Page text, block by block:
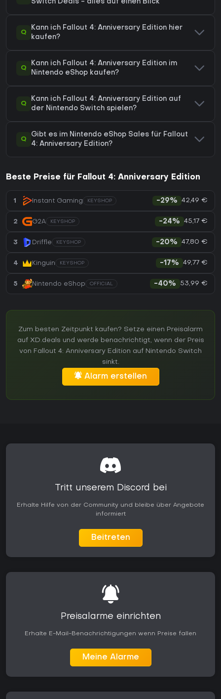
Switch Deals - alles auf einen Blick
Q
Kann ich Fallout 4: Anniversary Edition hier
kaufen?
Q
Kann ich Fallout 4: Anniversary Edition im
Nintendo eShop kaufen?
Q
Kann ich Fallout 4: Anniversary Edition auf
der Nintendo Switch spielen?
Q
Gibt es im Nintendo eShop Sales für Fallout
4: Anniversary Edition?
Beste Preise für Fallout 4: Anniversary Edition
1 Instant Gaming KEYSHOP -29% 42,49 €
2 G2A KEYSHOP -24% 45,17 €
3 Driffle KEYSHOP -20% 47,80 €
4 Kinguin KEYSHOP -17% 49,77 €
5 Nintendo eShop OFFICIAL -40% 53,99 €
Zum besten Zeitpunkt kaufen? Setze einen Preisalarm
auf XD.deals und werde benachrichtigt, wenn der Preis
von Fallout 4: Anniversary Edition auf Nintendo Switch
sinkt.
Alarm erstellen
Tritt unserem Discord bei
Erhalte Hilfe von der Community und bleibe über Angebote
informiert
Beitreten
Preisalarme einrichten
Erhalte E-Mail-Benachrichtigungen wenn Preise fallen
Meine Alarme